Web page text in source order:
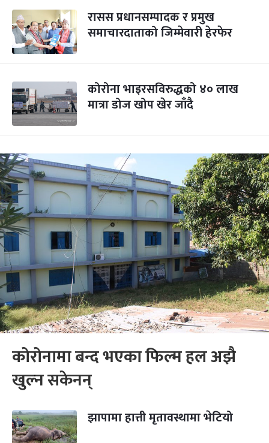
रासस प्रधानसम्पादक र प्रमुख
समाचारदाताको जिम्मेवारी हेरफेर
कोरोना भाइरसविरुद्धको ४० लाख
मात्रा डोज खोप खेर जाँदै
कोरोनामा बन्द भएका फिल्म हल अझै
खुल्न सकेनन्
झापामा हात्ती मृतावस्थामा भेटियो